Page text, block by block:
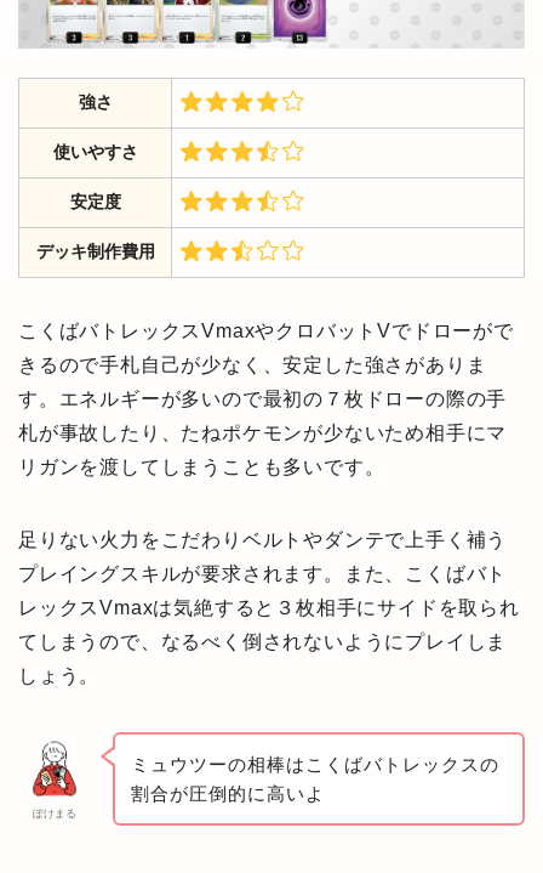
強さ
使いやすさ
安定度
デッキ制作費用
こくばバトレックスVmaxやクロバットVでドローがで
きるので手札自己が少なく、安定した強さがありま
す。エネルギーが多いので最初の７枚ドローの際の手
札が事故したり、たねポケモンが少ないため相手にマ
リガンを渡してしまうことも多いです。
足りない火力をこだわりベルトやダンテで上手く補う
プレイングスキルが要求されます。また、こくばバト
レックスVmaxは気絶すると３枚相手にサイドを取られ
てしまうので、なるべく倒されないようにプレイしま
しょう。
ぽけまる
ミュウツーの相棒はこくばバトレックスの
割合が圧倒的に高いよ